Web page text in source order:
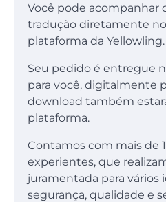
Você pode acompanhar
tradução diretamente
plataforma da Yellowling.
Seu pedido é entregue
para você, digitalmente
download também
plataforma.
Contamos com mais de
experientes, que
juramentada para vários
segurança, qualidade e